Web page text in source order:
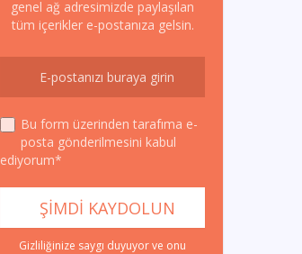
genel ağ adresimizde paylaşılan
tüm içerikler e-postanıza gelsin.
Bu form üzerinden tarafıma e-
posta gönderilmesini kabul
ediyorum*
Gizliliğinize saygı duyuyor ve onu